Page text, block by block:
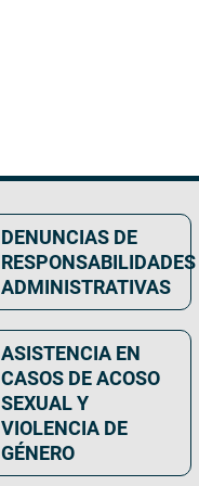
DENUNCIAS DE
RESPONSABILIDADES
ADMINISTRATIVAS
ASISTENCIA EN
CASOS DE ACOSO
SEXUAL Y
VIOLENCIA DE
GÉNERO